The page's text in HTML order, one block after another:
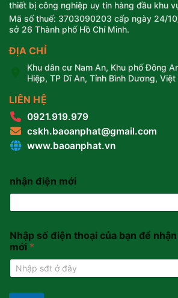
thiết bị công nghiệp uy tín hàng đầu khu
Mã số thuế: 3703090203 cấp ngày 24/
sở 26 Thành phố Hồ Chí Minh.
ĐỊA CHỈ
Khu dân cư Nam An, Khu phố Đông
Hiệp, TP Dĩ An, Tỉnh Bình Dương, Việt
LIÊN HỆ
0921.919.979
cskh.baoanphat@gmail.com
www.baoanphat.vn
nhận điện mới
Nhập số điện thoại của bạn để
mới *